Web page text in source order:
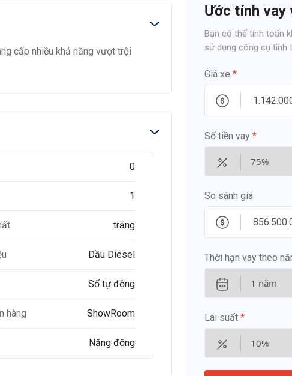
cấp nhiều khả năng vượt trội
0
1
trắng
Dầu Diesel
Số tự động
hàng ShowRoom
Năng động
Ước tính vay
Bạn có thể tính toán
sử dụng công cụ tính
Giá xe *
Số tiền vay *
So sánh giá
Thời hạn vay theo
Lãi suất *